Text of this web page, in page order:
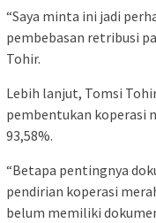
“Saya minta ini jadi
pembebasan retribusi
Tohir.
Lebih lanjut, Tomsi
pembentukan koperasi
93,58%.
“Betapa pentingnya
pendirian koperasi
belum memiliki